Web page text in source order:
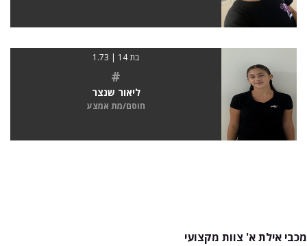
בת 14 | 1.73
#
ליאור שנצר
חוסם/מת אמצע
מכבי אילת א' צוות מקצועי